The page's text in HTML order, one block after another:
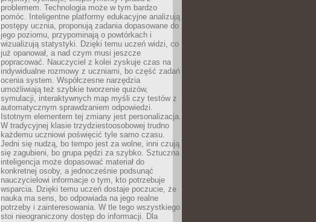
problemem. Technologia może w tym bardzo
pomóc. Inteligentne platformy edukacyjne analizują
postępy ucznia, proponują zadania dopasowane do
jego poziomu, przypominają o powtórkach i
wizualizują statystyki. Dzięki temu uczeń widzi, co
już opanował, a nad czym musi jeszcze
popracować. Nauczyciel z kolei zyskuje czas na
indywidualne rozmowy z uczniami, bo część zadań
ocenia system. Współczesne narzędzia
umożliwiają też szybkie tworzenie quizów,
symulacji, interaktywnych map myśli czy testów z
automatycznym sprawdzaniem odpowiedzi.
Istotnym elementem tej zmiany jest personalizacja.
W tradycyjnej klasie trzydziestoosobowej trudno
każdemu uczniowi poświęcić tyle samo czasu.
Jedni się nudzą, bo tempo jest za wolne, inni czują
się zagubieni, bo grupa pędzi za szybko. Sztuczna
inteligencja może dopasować materiał do
konkretnej osoby, a jednocześnie podsunąć
nauczycielowi informacje o tym, kto potrzebuje
wsparcia. Dzięki temu uczeń dostaje poczucie, że
nauka ma sens, bo odpowiada na jego realne
potrzeby i zainteresowania. W tle tego wszystkiego
stoi nieograniczony dostęp do informacji. Dla